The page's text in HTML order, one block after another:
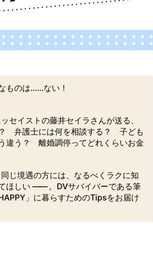
ものは……ない！
セイストの藤井セイラさんが送る、
弁護士には何を相談する？ 子ども
違う？ 離婚調停ってどれくらいお金
じ境遇の方には、なるべくラクに知
ほしい ―― 。DVサバイバーである筆
」に暮らすためのTipsをお届け